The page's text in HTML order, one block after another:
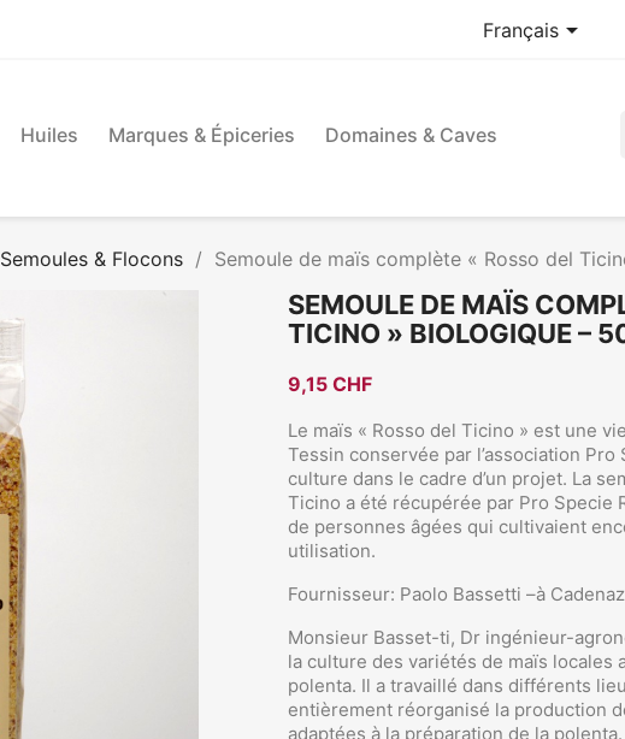
Français
Huiles Marques & Épiceries Domaines & Caves
& Flocons Semoule de maïs complète « Rosso del
SEMOULE DE MAÏS
TICINO » BIOLOGIQUE –
9,15 CHF
Le maïs « Rosso del Ticino » est une
Tessin conservée par l’association
culture dans le cadre d’un projet. La
Ticino a été récupérée par Pro Specie
de personnes âgées qui cultivaient
utilisation.
Fournisseur: Paolo Bassetti –à
Monsieur Basset-ti, Dr ingénieur-
la culture des variétés de maïs locales
polenta. Il a travaillé dans différents
entièrement réorganisé la production
adaptées à la préparation de la polenta.